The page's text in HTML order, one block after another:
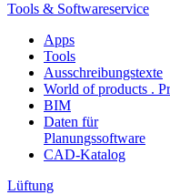
Tools & Softwareservice
Apps
Tools
Ausschreibungstexte
World of products .
BIM
Daten für
Planungssoftware
CAD-Katalog
Lüftung